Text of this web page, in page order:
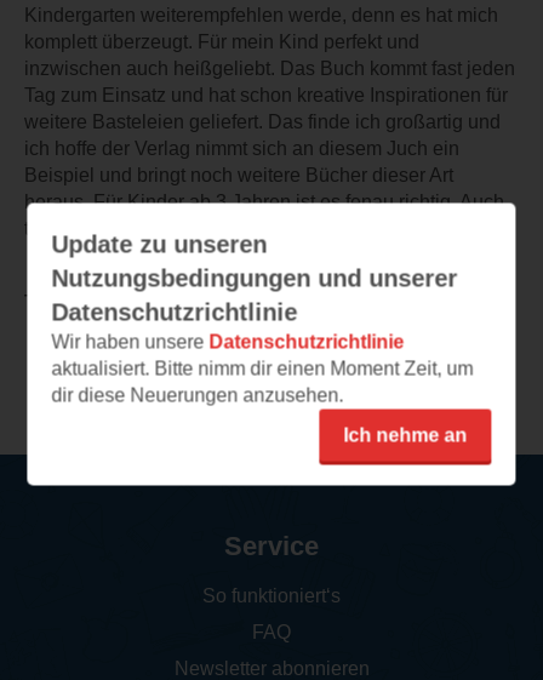
Kindergarten weiterempfehlen werde, denn es hat mich
komplett überzeugt. Für mein Kind perfekt und
inzwischen auch heißgeliebt. Das Buch kommt fast jeden
Tag zum Einsatz und hat schon kreative Inspirationen für
weitere Basteleien geliefert. Das finde ich großartig und
ich hoffe der Verlag nimmt sich an diesem Juch ein
Beispiel und bringt noch weitere Bücher dieser Art
heraus. Für Kinder ab 3 Jahren ist es fenau richtig. Auch
toll als Geschenk zum Geburtstag oder Mitbringsel.
TEILEN
Weitere Rezensionen
Update zu unseren
Nutzungsbedingungen und unserer
Datenschutzrichtlinie
Wir haben unsere Datenschutzrichtlinie
aktualisiert. Bitte nimm dir einen Moment Zeit, um
dir diese Neuerungen anzusehen.
Ich nehme an
Service
So funktioniert‘s
FAQ
Newsletter abonnieren